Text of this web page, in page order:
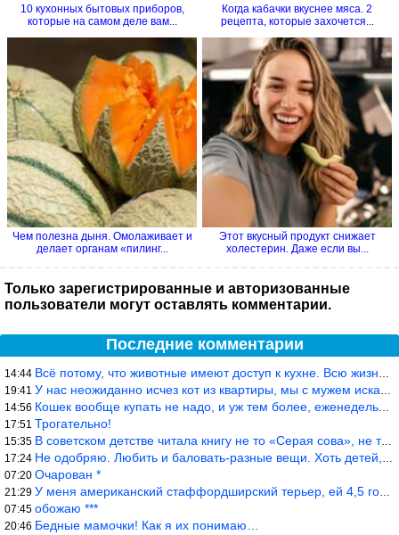
10 кухонных бытовых приборов,
которые на самом деле вам...
Когда кабачки вкуснее мяса. 2
рецепта, которые захочется...
Чем полезна дыня. Омолаживает и
делает органам «пилинг...
Этот вкусный продукт снижает
холестерин. Даже если вы...
Только зарегистрированные и авторизованные
пользователи могут оставлять комментарии.
Последние комментарии
14:44 Всё потому, что животные имеют доступ к кухне. Всю жизнь живу с
19:41 У нас неожиданно исчез кот из квартиры, мы с мужем искали повсюд
14:56 Кошек вообще купать не надо, и уж тем более, еженедельно, как лю
17:51 Трогательно!
15:35 В советском детстве читала книгу не то «Серая сова», не то ещё к
17:24 Не одобряю. Любить и баловать-разные вещи. Хоть детей, хоть коше
07:20 Очарован *
21:29 У меня американский стаффордширский терьер, ей 4,5 года, но ни р
07:45 обожаю ***
20:46 Бедные мамочки! Как я их понимаю…